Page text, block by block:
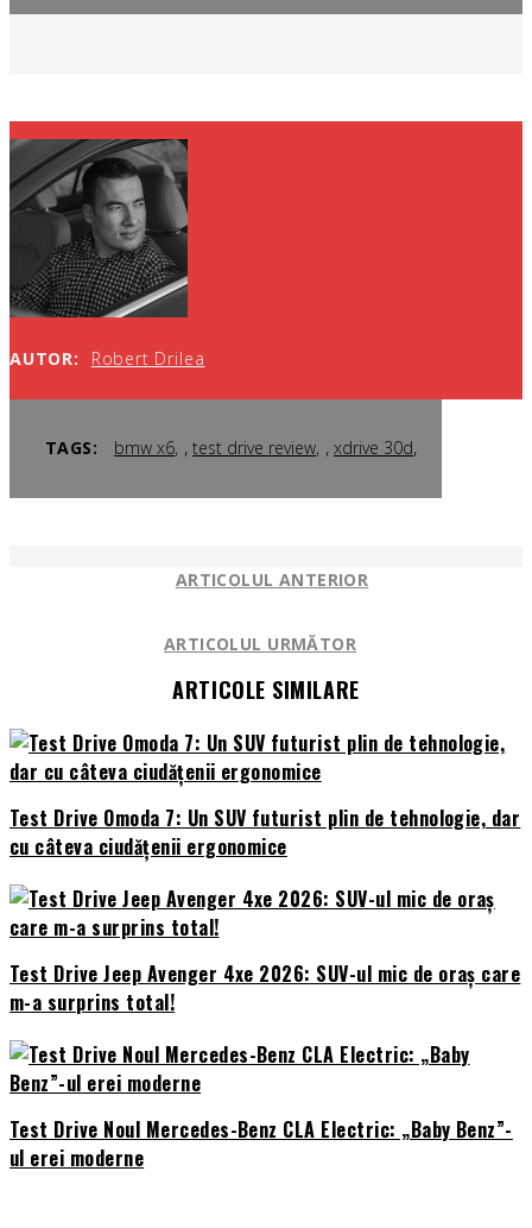
AUTOR: Robert Drilea
TAGS: bmw x6 ,test drive review ,xdrive 30d,
ARTICOLUL ANTERIOR
ARTICOLUL URMĂTOR
ARTICOLE SIMILARE
Test Drive Omoda 7: Un SUV futurist plin de tehnologie, dar
cu câteva ciudățenii ergonomice
Test Drive Jeep Avenger 4xe 2026: SUV-ul mic de oraș care
m-a surprins total!
Test Drive Noul Mercedes-Benz CLA Electric: „Baby Benz”-
ul erei moderne